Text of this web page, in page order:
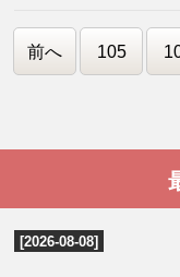
前へ 105
[2026-08-08]